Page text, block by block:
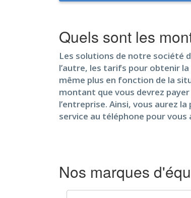
Quels sont les
Les solutions de notre société
l’autre, les tarifs pour obtenir
même plus en fonction de la
montant que vous devrez
l’entreprise. Ainsi, vous aurez
service au téléphone pour
Nos marques